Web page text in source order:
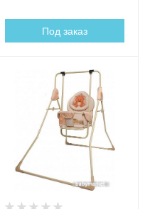
Под заказ